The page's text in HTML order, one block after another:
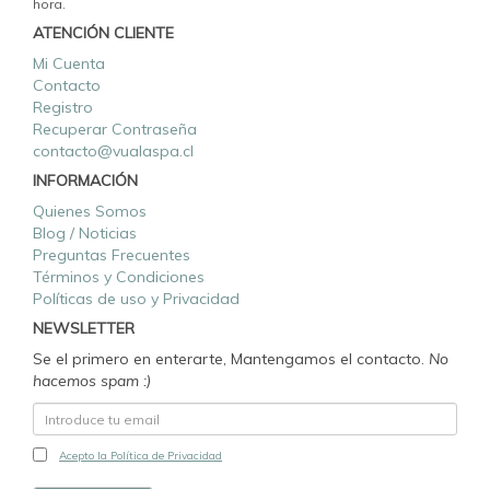
hora.
ATENCIÓN CLIENTE
Mi Cuenta
Contacto
Registro
Recuperar Contraseña
contacto@vualaspa.cl
INFORMACIÓN
Quienes Somos
Blog / Noticias
Preguntas Frecuentes
Términos y Condiciones
Políticas de uso y Privacidad
NEWSLETTER
Se el primero en enterarte, Mantengamos el contacto. No
hacemos spam :)
Acepto la Política de Privacidad